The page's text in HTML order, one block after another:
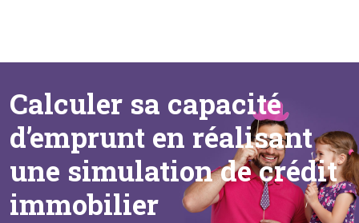
Calculer sa capacité
d’emprunt en réalisant
une simulation de crédit
immobilier